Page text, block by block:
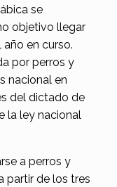
se
objetivo llegar
en curso.
por perros y
nacional en
del dictado de
la ley nacional
a perros y
partir de los tres